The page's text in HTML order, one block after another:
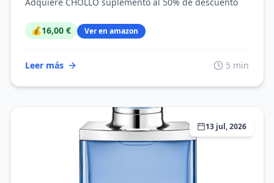
💰16,00 € Ver en amazon
Leer más 5 min
13 jul, 2026